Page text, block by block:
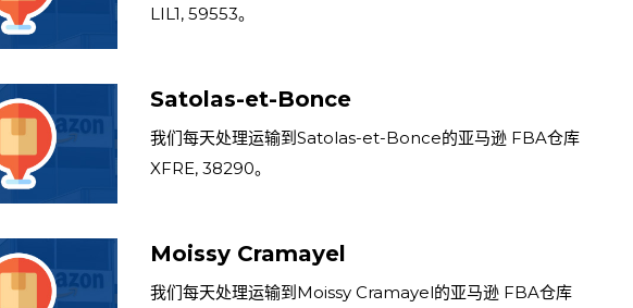
LIL1, 59553。
Satolas-et-Bonce
我们每天处理运输到Satolas-et-Bonce的亚马逊 FBA仓库
XFRE, 38290。
Moissy Cramayel
我们每天处理运输到Moissy Cramayel的亚马逊 FBA仓库